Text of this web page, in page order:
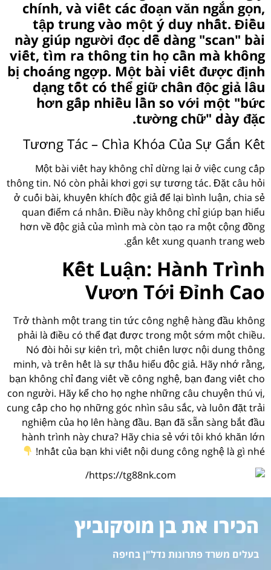
chính, và viết các đoạn văn ngắn gọn,
tập trung vào một ý duy nhất. Điều
này giúp người đọc dễ dàng "scan" bài
viết, tìm ra thông tin họ cần mà không
bị choáng ngợp. Một bài viết được định
dạng tốt có thể giữ chân độc giả lâu
hơn gấp nhiều lần so với một "bức
tường chữ" dày đặc.
Tương Tác – Chìa Khóa Của Sự Gắn Kết
Một bài viết hay không chỉ dừng lại ở việc cung cấp
thông tin. Nó còn phải khơi gợi sự tương tác. Đặt câu hỏi
ở cuối bài, khuyến khích độc giả để lại bình luận, chia sẻ
quan điểm cá nhân. Điều này không chỉ giúp bạn hiểu
hơn về độc giả của mình mà còn tạo ra một cộng đồng
gắn kết xung quanh trang web.
Kết Luận: Hành Trình
Vươn Tới Đỉnh Cao
Trở thành một trang tin tức công nghệ hàng đầu không
phải là điều có thể đạt được trong một sớm một chiều.
Nó đòi hỏi sự kiên trì, một chiến lược nội dung thông
minh, và trên hết là sự thấu hiểu độc giả. Hãy nhớ rằng,
bạn không chỉ đang viết về công nghệ, bạn đang viết cho
con người. Hãy kể cho họ nghe những câu chuyện thú vị,
cung cấp cho họ những góc nhìn sâu sắc, và luôn đặt trải
nghiệm của họ lên hàng đầu. Bạn đã sẵn sàng bắt đầu
hành trình này chưa? Hãy chia sẻ với tôi khó khăn lớn
nhất của bạn khi viết nội dung công nghệ là gì nhé!
הכירו את בן מוסקוביץ
בעלים משרד פתרונות נדל"ן בחיפה